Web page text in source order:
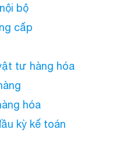
bộ
cấp
tư hàng hóa
hóa
kỳ kế toán